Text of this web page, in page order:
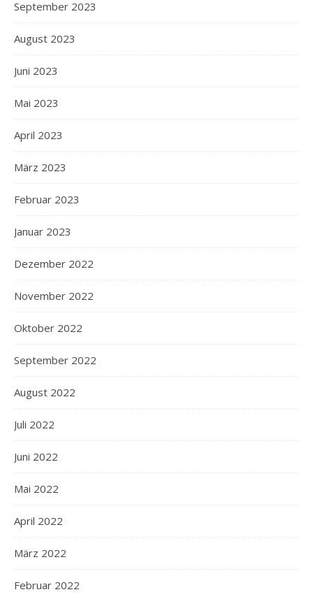
September 2023
August 2023
Juni 2023
Mai 2023
April 2023
März 2023
Februar 2023
Januar 2023
Dezember 2022
November 2022
Oktober 2022
September 2022
August 2022
Juli 2022
Juni 2022
Mai 2022
April 2022
März 2022
Februar 2022